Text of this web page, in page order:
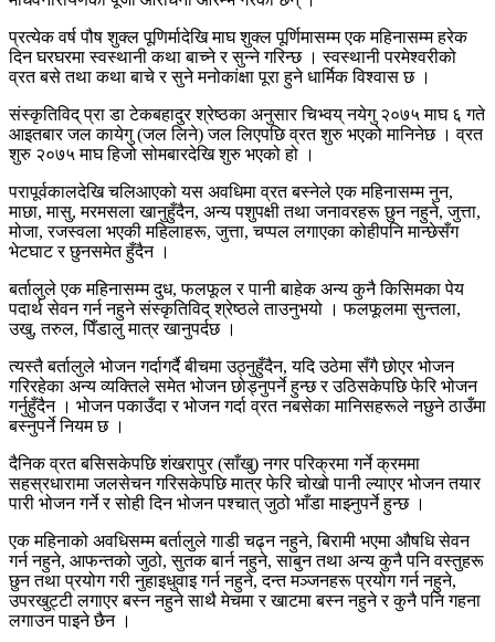
प्रत्येक वर्ष पौष शुक्ल पूणिर्मादेखि माघ शुक्ल पूर्णिमासम्म एक महिनासम्म हरेक
दिन घरघरमा स्वस्थानी कथा बाच्ने र सुन्ने गरिन्छ । स्वस्थानी परमेश्वरीको
व्रत बसे तथा कथा बाचे र सुने मनोकांक्षा पूरा हुने धार्मिक विश्वास छ ।
संस्कृतिविद् प्रा डा टेकबहादुर श्रेष्ठका अनुसार चिभ्वय् नयेगु २०७५ माघ ६ गते
आइतबार जल कायेगु (जल लिने) जल लिएपछि व्रत शुरु भएको मानिनेछ । व्रत
शुरु २०७५ माघ हिजो सोमबारदेखि शुरु भएको हो ।
परापूर्वकालदेखि चलिआएको यस अवधिमा व्रत बस्नेले एक महिनासम्म नुन,
माछा, मासु, मरमसला खानुहुँदैन, अन्य पशुपक्षी तथा जनावरहरू छुन नहुने, जुत्ता,
मोजा, रजस्वला भएकी महिलाहरू, जुत्ता, चप्पल लगाएका कोहीपनि मान्छेसँग
भेटघाट र छुनसमेत हुँदैन ।
बर्तालुले एक महिनासम्म दुध, फलफूल र पानी बाहेक अन्य कुनै किसिमका पेय
पदार्थ सेवन गर्न नहुने संस्कृतिविद् श्रेष्ठले ताउनुभयो । फलफूलमा सुन्तला,
उखु, तरुल, पिँडालु मात्र खानुपर्दछ ।
त्यस्तै बर्तालुले भोजन गर्दागर्दै बीचमा उठ्नुहुँदैन, यदि उठेमा सँगै छोएर भोजन
गरिरहेका अन्य व्यक्तिले समेत भोजन छोड्नुपर्ने हुन्छ र उठिसकेपछि फेरि भोजन
गर्नुहुँदैन । भोजन पकाउँदा र भोजन गर्दा व्रत नबसेका मानिसहरूले नछुने ठाउँमा
बस्नुपर्ने नियम छ ।
दैनिक व्रत बसिसकेपछि शंखरापुर (साँखु) नगर परिक्रमा गर्ने क्रममा
सहस्रधारामा जलसेचन गरिसकेपछि मात्र फेरि चोखो पानी ल्याएर भोजन तयार
पारी भोजन गर्ने र सोही दिन भोजन पश्चात् जुठो भाँडा माझ्नुपर्ने हुन्छ ।
एक महिनाको अवधिसम्म बर्तालुले गाडी चढ्न नहुने, बिरामी भएमा औषधि सेवन
गर्न नहुने, आफन्तको जुठो, सुतक बार्न नहुने, साबुन तथा अन्य कुनै पनि वस्तुहरू
छुन तथा प्रयोग गरी नुहाइधुवाइ गर्न नहुने, दन्त मञ्जनहरू प्रयोग गर्न नहुने,
उपरखुट्टी लगाएर बस्न नहुने साथै मेचमा र खाटमा बस्न नहुने र कुनै पनि गहना
लगाउन पाइने छैन ।